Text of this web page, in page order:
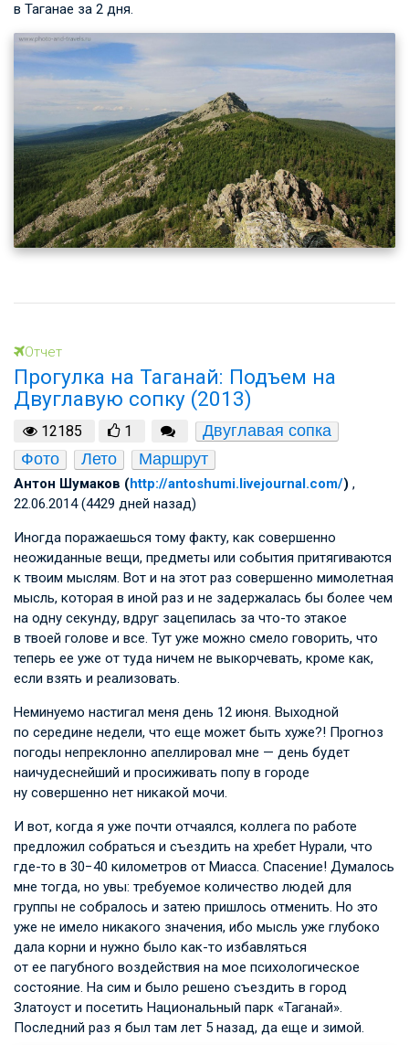
в Таганае за 2 дня.
Отчет
Прогулка на Таганай: Подъем на
Двуглавую сопку (2013)
12185 1
Двуглавая сопка
Фото
Лето Маршрут
Антон Шумаков (http://antoshumi.livejournal.com/) ,
22.06.2014 (4429 дней назад)
Иногда поражаешься тому факту, как совершенно
неожиданные вещи, предметы или события притягиваются
к твоим мыслям. Вот и на этот раз совершенно мимолетная
мысль, которая в иной раз и не задержалась бы более чем
на одну секунду, вдруг зацепилась за что-то этакое
в твоей голове и все. Тут уже можно смело говорить, что
теперь ее уже от туда ничем не выкорчевать, кроме как,
если взять и реализовать.
Неминуемо настигал меня день 12 июня. Выходной
по середине недели, что еще может быть хуже?! Прогноз
погоды непреклонно апеллировал мне — день будет
наичудеснейший и просиживать попу в городе
ну совершенно нет никакой мочи.
И вот, когда я уже почти отчаялся, коллега по работе
предложил собраться и съездить на хребет Нурали, что
где-то в 30−40 километров от Миасса. Спасение! Думалось
мне тогда, но увы: требуемое количество людей для
группы не собралось и затею пришлось отменить. Но это
уже не имело никакого значения, ибо мысль уже глубоко
дала корни и нужно было как-то избавляться
от ее пагубного воздействия на мое психологическое
состояние. На сим и было решено съездить в город
Златоуст и посетить Национальный парк «Таганай».
Последний раз я был там лет 5 назад, да еще и зимой.